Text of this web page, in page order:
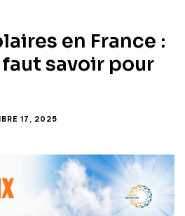
en France :
savoir pour
17, 2025